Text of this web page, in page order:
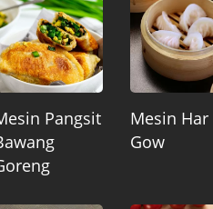
Pangsit
Mesin Har
Gow